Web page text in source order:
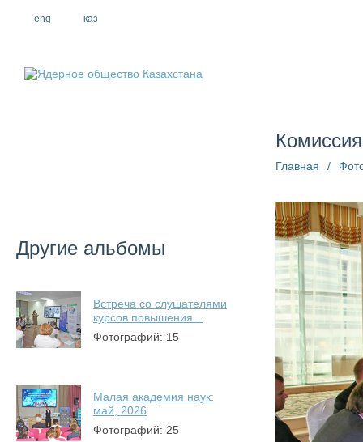
eng каз
Другие альбомы
Встреча со слушателями
курсов повышения...
Фотографий: 15
Малая академия наук:
май, 2026
Фотографий: 25
Главная /